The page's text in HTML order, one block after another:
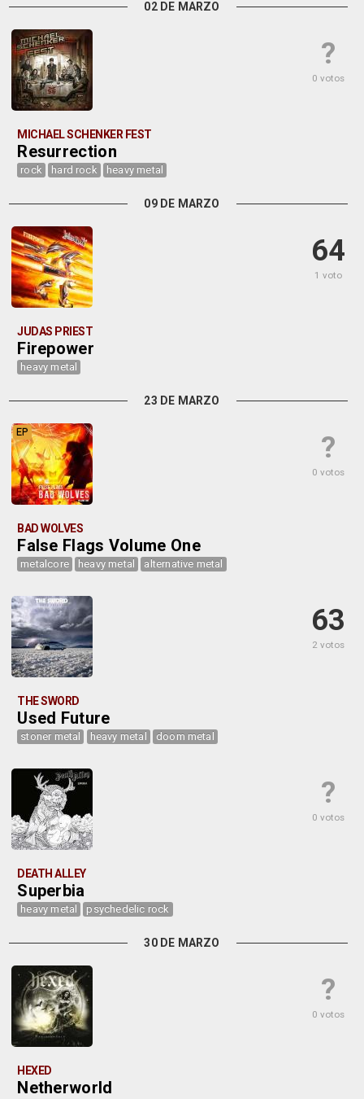
02 DE MARZO
?
0 votos
MICHAEL SCHENKER FEST
Resurrection
rock hard rock heavy metal
09 DE MARZO
64
1 voto
JUDAS PRIEST
Firepower
heavy metal
23 DE MARZO
?
0 votos
EP
BAD WOLVES
False Flags Volume One
metalcore heavy metal alternative metal
63
2 votos
THE SWORD
Used Future
stoner metal heavy metal doom metal
?
0 votos
DEATH ALLEY
Superbia
heavy metal psychedelic rock
30 DE MARZO
?
0 votos
HEXED
Netherworld